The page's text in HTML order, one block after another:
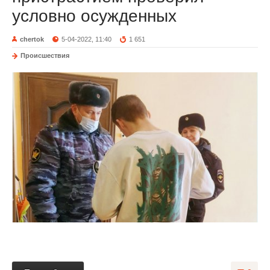
условно осужденных
chertok 5-04-2022, 11:40 1 651
Происшествия